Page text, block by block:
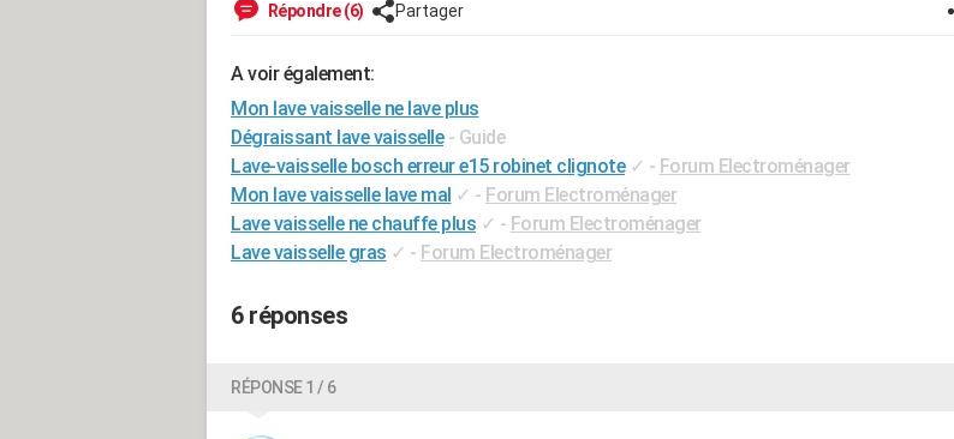
Répondre (6) Partager
A voir également:
Mon lave vaisselle ne lave plus
Dégraissant lave vaisselle - Guide
Lave-vaisselle bosch erreur e15 robinet clignote ✓ - Forum Electroménager
Mon lave vaisselle lave mal ✓ - Forum Electroménager
Lave vaisselle ne chauffe plus ✓ - Forum Electroménager
Lave vaisselle gras ✓ - Forum Electroménager
6 réponses
RÉPONSE 1 / 6